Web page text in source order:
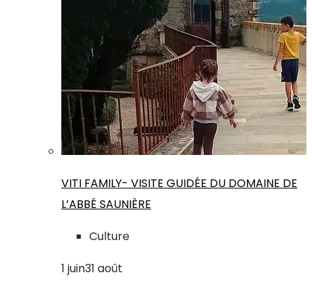
VITI FAMILY- VISITE GUIDÉE DU DOMAINE DE
L’ABBÉ SAUNIÈRE
Culture
1 juin31 août